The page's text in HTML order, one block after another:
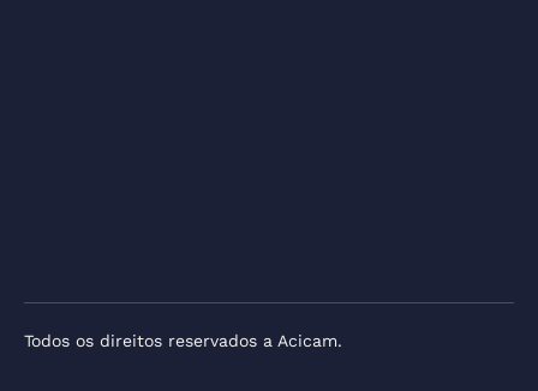
Todos os direitos reservados a Acicam.